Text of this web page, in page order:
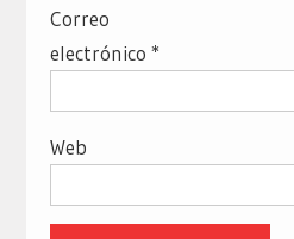
Correo
electrónico *
Web